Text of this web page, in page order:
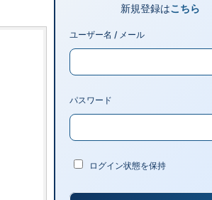
新規登録はこちら
ユーザー名 / メール
パスワード
ログイン状態を保持